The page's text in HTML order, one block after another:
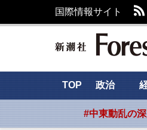
国際情報サイト
TOP 政治
#中東動乱の